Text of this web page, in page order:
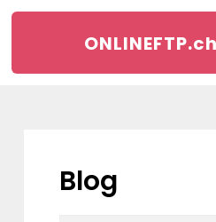
ONLINEFTP.ch
blog